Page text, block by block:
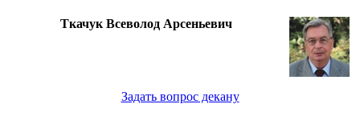
Ткачук Всеволод Арсеньевич
Задать вопрос декану